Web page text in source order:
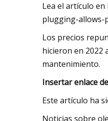
Lea el artículo
plugging-
Los precios
hicieron en 2022
mantenimiento.
Insertar enlace
Este artículo ha
Noticias sobre